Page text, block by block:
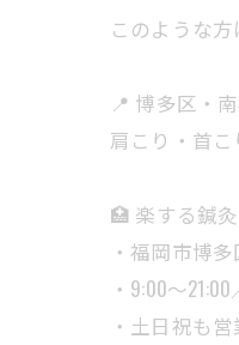
このような
📍 博多区・
肩こり・首
🏥 楽する鍼
・福岡市博
・9:00〜
・土日祝も営